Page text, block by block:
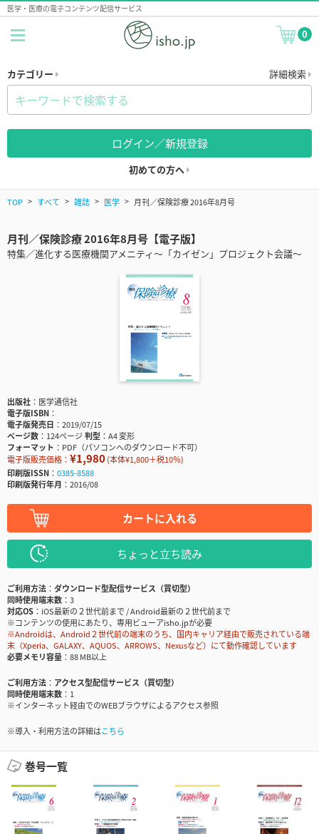
医学・医療の電子コンテンツ配信サービス
0
カテゴリー 詳細検索
ログイン／新規登録
初めての方へ
TOP すべて 雑誌 医学 月刊／保険診療 2016年8月号
月刊／保険診療 2016年8月号【電子版】
特集／進化する医療機関アメニティ～「カイゼン」プロジェクト会議～
出版社
医学通信社
電子版ISBN
電子版発売日
2019/07/15
ページ数
124ページ判型
A4 変形
フォーマット
PDF（パソコンへのダウンロード不可）
電子版販売価格： ¥1,980(本体¥1,800＋税10％)
印刷版ISSN
0385-8588
印刷版発行年月
2016/08
カートに入れる
ちょっと立ち読み
ご利用方法
ダウンロード型配信サービス（買切型）
同時使用端末数
3
対応OS
iOS最新の２世代前まで / Android最新の２世代前まで
※コンテンツの使用にあたり、専用ビューアisho.jpが必要
※Androidは、Android２世代前の端末のうち、国内キャリア経由で販売されている端
末（Xperia、GALAXY、AQUOS、ARROWS、Nexusなど）にて動作確認しています
必要メモリ容量
88 MB以上
ご利用方法
アクセス型配信サービス（買切型）
同時使用端末数
1
※インターネット経由でのWEBブラウザによるアクセス参照
※導入・利用方法の詳細はこちら
巻号一覧